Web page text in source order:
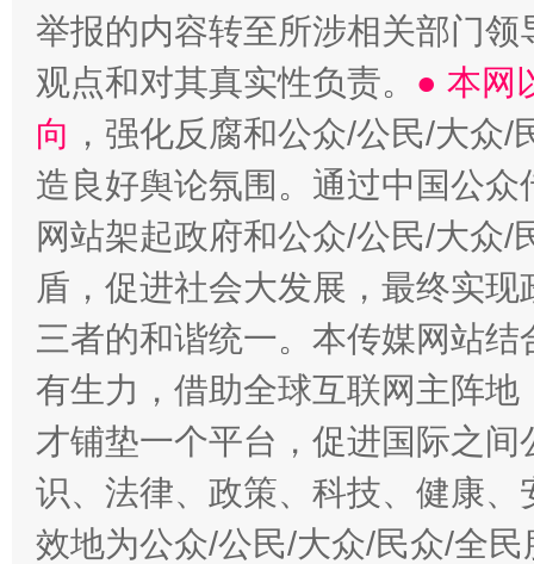
举报的内容转至所涉相关部门
观点和对其真实性负责。 ● 本网
向 ，强化反腐和公众/公民/大众
造良好舆论氛围。通过中国公
网站架起政府和公众/公民/大众
盾，促进社会大发展，最终实
三者的和谐统一。本传媒网站
有生力，借助全球互联网主阵
才铺垫一个平台，促进国际之
识、法律、政策、科技、健康
效地为公众/公民/大众/民众/全